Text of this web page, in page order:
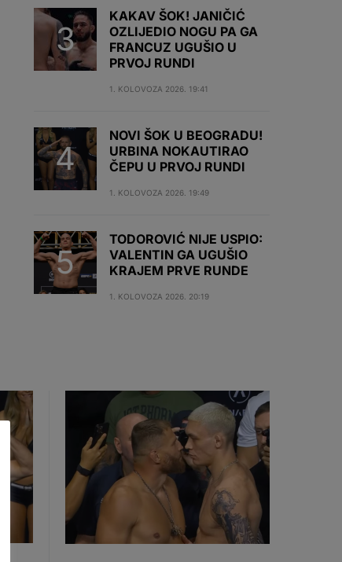
KAKAV ŠOK! JANIČIĆ
OZLIJEDIO NOGU PA GA
FRANCUZ UGUŠIO U
PRVOJ RUNDI
1. KOLOVOZA 2026. 19:41
NOVI ŠOK U BEOGRADU!
URBINA NOKAUTIRAO
ČEPU U PRVOJ RUNDI
1. KOLOVOZA 2026. 19:49
TODOROVIĆ NIJE USPIO:
VALENTIN GA UGUŠIO
KRAJEM PRVE RUNDE
1. KOLOVOZA 2026. 20:19